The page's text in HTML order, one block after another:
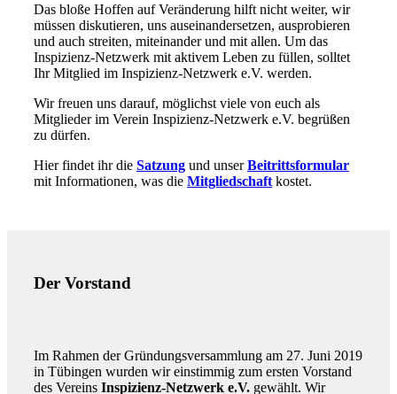
Das bloße Hoffen auf Veränderung hilft nicht weiter, wir
müssen diskutieren, uns auseinandersetzen, ausprobieren
und auch streiten, miteinander und mit allen. Um das
Inspizienz-Netzwerk mit aktivem Leben zu füllen, solltet
Ihr Mitglied im Inspizienz-Netzwerk e.V. werden.
Wir freuen uns darauf, möglichst viele von euch als
Mitglieder im Verein Inspizienz-Netzwerk e.V. begrüßen
zu dürfen.
Hier findet ihr die Satzung und unserBeitrittsformular
mit Informationen, was die Mitgliedschaft kostet.
Der Vorstand
Im Rahmen der Gründungsversammlung am 27. Juni 2019
in Tübingen wurden wir einstimmig zum ersten Vorstand
des Vereins Inspizienz-Netzwerk e.V. gewählt. Wir